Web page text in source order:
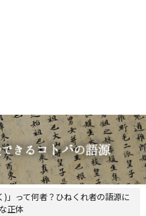
)」って何者？ひねくれ者の語源に
正体